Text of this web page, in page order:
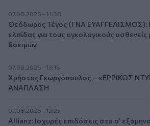
07.08.2026 - 14:38
Θεόδωρος Τέγος (ΓΝΑ ΕΥΑΓΓΕΛΙΣΜΟΣ):
ελπίδας για τους ογκολογικούς
δοκιμών
07.08.2026 - 13:16
Χρήστος Γεωργόπουλος – «ΕΡΡΙΚΟΣ
ΑΝΑΠΛΑΣΗ
07.08.2026 - 12:25
Allianz: Ισχυρές επιδόσεις στο α’